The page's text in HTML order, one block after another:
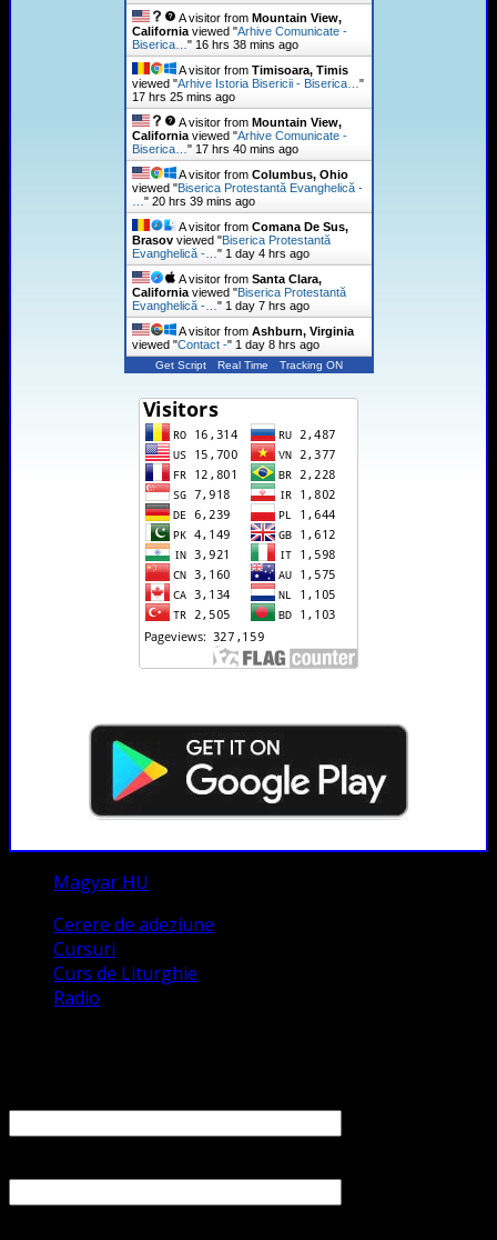
A visitor from Mountain View,
Californiaviewed "Arhive Comunicate -
Biserica… " 16 hrs 38 mins ago
A visitor from Timisoara, Timis
viewed "Arhive Istoria Bisericii - Biserica… "
17 hrs 25 mins ago
A visitor from Mountain View,
Californiaviewed "Arhive Comunicate -
Biserica… " 17 hrs 40 mins ago
A visitor from Columbus, Ohio
viewed "Biserica Protestantă Evanghelică -
" 20 hrs 39 mins ago
A visitor from Comana De Sus,
Brasovviewed "Biserica Protestantă
Evanghelică -… " 1 day 4 hrs ago
A visitor from Santa Clara,
Californiaviewed "Biserica Protestantă
Evanghelică -… " 1 day 7 hrs ago
A visitor from Ashburn, Virginia
viewed "Contact -" 1 day 8 hrs ago
Get Script Real Time Tracking ON
Magyar HU
Cerere de adeziune
Cursuri
Curs de Liturghie
Radio